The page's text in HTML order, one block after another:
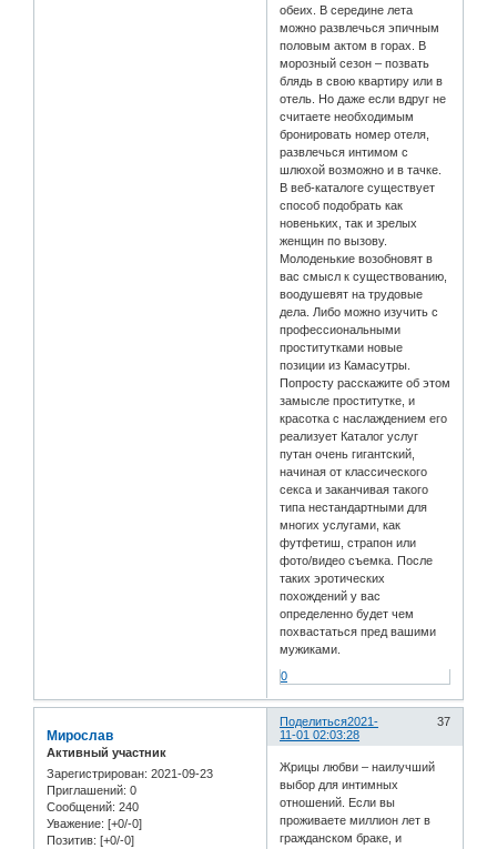
обеих. В середине лета
можно развлечься эпичным
половым актом в горах. В
морозный сезон – позвать
блядь в свою квартиру или в
отель. Но даже если вдруг не
считаете необходимым
бронировать номер отеля,
развлечься интимом с
шлюхой возможно и в тачке.
В веб-каталоге существует
способ подобрать как
новеньких, так и зрелых
женщин по вызову.
Молоденькие возобновят в
вас смысл к существованию,
воодушевят на трудовые
дела. Либо можно изучить с
профессиональными
проститутками новые
позиции из Камасутры.
Попросту расскажите об этом
замысле проститутке, и
красотка с наслаждением его
реализует Каталог услуг
путан очень гигантский,
начиная от классического
секса и заканчивая такого
типа нестандартными для
многих услугами, как
футфетиш, страпон или
фото/видео съемка. После
таких эротических
похождений у вас
определенно будет чем
похвастаться пред вашими
мужиками.
0
Поделиться 37
2021-
11-01 02:03:28
Мирослав
Активный участник
Зарегистрирован: 2021-09-23
Приглашений: 0
Сообщений: 240
Уважение: [+0/-0]
Позитив: [+0/-0]
Жрицы любви – наилучший
выбор для интимных
отношений. Если вы
проживаете миллион лет в
гражданском браке, и